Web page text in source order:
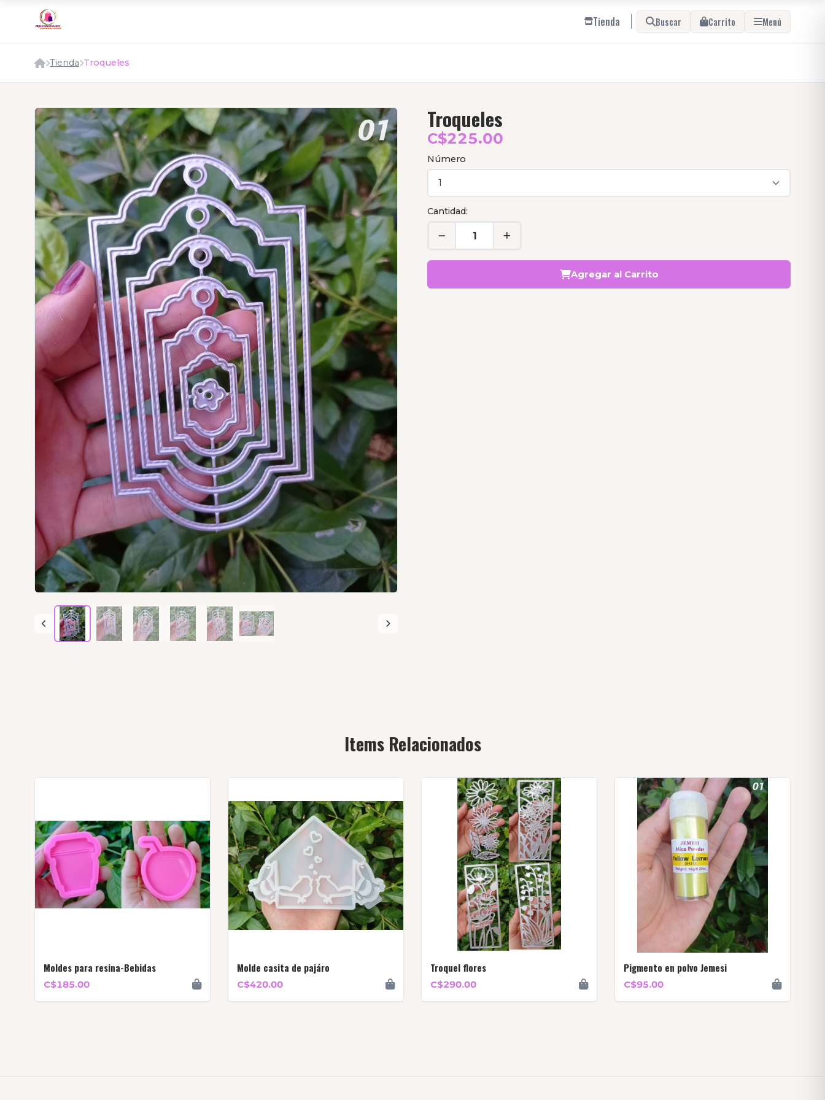
Tienda Buscar Carrito Menú
Tienda Troqueles
Troqueles
C$225.00
Número
Cantidad:
Agregar al Carrito
Items Relacionados
Moldes para resina-Bebidas
C$185.00
Molde casita de pajáro
C$420.00
Troquel flores
C$290.00
Pigmento en polvo Jemesi
C$95.00